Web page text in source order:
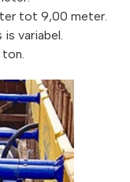
tot 9,00 meter.
variabel.